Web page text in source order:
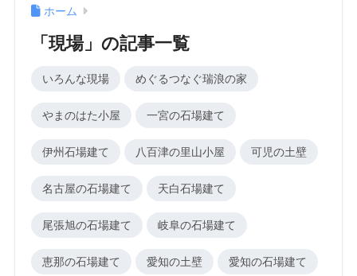
ホーム
「現場」の記事一覧
いろんな現場 めぐるつなぐ瑞浪の家
やまのはた小屋 一宮の石場建て
伊州石場建て 八百津の里山小屋 可児の土壁
名古屋の石場建て 天白石場建て
尾張旭の石場建て 岐阜の石場建て
恵那の石場建て 愛知の土壁 愛知の石場建て